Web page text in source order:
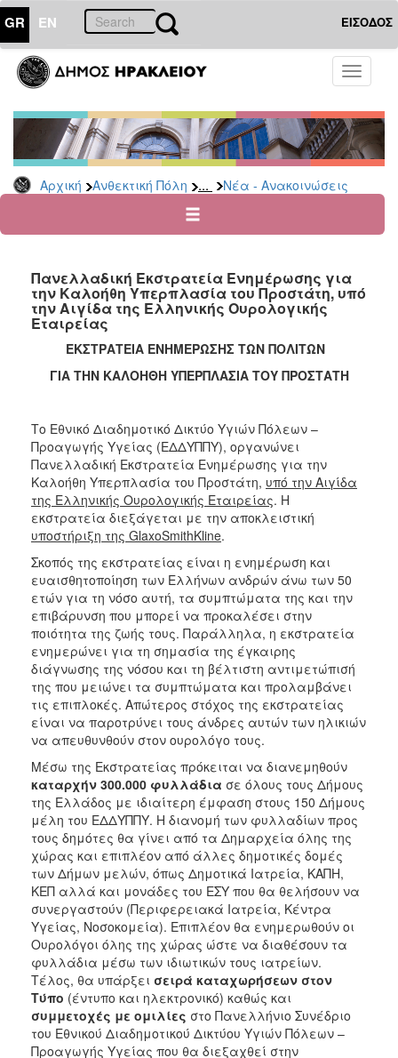
GR EN ΕΙΣΟΔΟΣ
Toggle
Αρχική Ανθεκτική Πόλη ... Νέα - Ανακοινώσεις
ΑΝΘΕΚΤΙΚΗ
ΠΟΛΗ
Κοινωνική
Πολιτική
Νέα
Ανακοινώσεις
για
Οικονομική
Αδυναμία
&
Φυσικές
Καταστροφές
Φροντίδας
(Κ.Α.Π.Η.)
Κέντρα
Δημιουργικής
Απασχόλησης
Παιδιών
(Κ.Δ.Α.Π.)
Κέντρα
Ημερήσιας
Φροντίδας
Ηλικιωμένων
(Κ.Η.Φ.Η.)
Κ.Δ.Α.Π.Α.μεΑ.
Αδειοδότηση
&
Έλεγχος
Βρεφονηπιακών
Σταθμών
Δημοτικό
Ιατρείο
Ξενώνας
Φιλοξενίας
Γυναικών
Κέντρο
Κοινότητας
Κοινωνικό
Φαρμακείο
Κοινωνικό
Παντοπωλείο
Ισότητα
των
Πανελλαδική Εκστρατεία Ενημέρωσης για
την Καλοήθη Υπερπλασία του Προστάτη, υπό
την Αιγίδα της Ελληνικής Ουρολογικής
Εταιρείας
ΕΚΣΤΡΑΤΕΙΑ ΕΝΗΜΕΡΩΣΗΣ ΤΩΝ ΠΟΛΙΤΩΝ
ΓΙΑ ΤΗΝ ΚΑΛΟΗΘΗ ΥΠΕΡΠΛΑΣΙΑ ΤΟΥ ΠΡΟΣΤΑΤΗ
Το Εθνικό Διαδημοτικό Δικτύο Υγιών Πόλεων –
Προαγωγής Υγείας (ΕΔΔΥΠΠΥ), οργανώνει
Πανελλαδική Εκστρατεία Ενημέρωσης για την
Καλοήθη Υπερπλασία του Προστάτη, υπό την Αιγίδα
της Ελληνικής Ουρολογικής Εταιρείας. Η
εκστρατεία διεξάγεται με την αποκλειστική
υποστήριξη της GlaxoSmithKline.
Σκοπός της εκστρατείας είναι η ενημέρωση και
ευαισθητοποίηση των Ελλήνων ανδρών άνω των 50
ετών για τη νόσο αυτή, τα συμπτώματα της και την
επιβάρυνση που μπορεί να προκαλέσει στην
ποιότητα της ζωής τους. Παράλληλα, η εκστρατεία
ενημερώνει για τη σημασία της έγκαιρης
διάγνωσης της νόσου και τη βέλτιστη αντιμετώπισή
της που μειώνει τα συμπτώματα και προλαμβάνει
τις επιπλοκές. Απώτερος στόχος της εκστρατείας
είναι να παροτρύνει τους άνδρες αυτών των ηλικιών
να απευθυνθούν στον ουρολόγο τους.
Μέσω της Εκστρατείας πρόκειται να διανεμηθούν
καταρχήν 300.000 φυλλάδια σε όλους τους Δήμους
της Ελλάδος με ιδιαίτερη έμφαση στους 150 Δήμους
μέλη του ΕΔΔΥΠΠΥ. Η διανομή των φυλλαδίων προς
τους δημότες θα γίνει από τα Δημαρχεία όλης της
χώρας και επιπλέον από άλλες δημοτικές δομές
των Δήμων μελών, όπως Δημοτικά Ιατρεία, ΚΑΠΗ,
ΚΕΠ αλλά και μονάδες του ΕΣΥ που θα θελήσουν να
συνεργαστούν (Περιφερειακά Ιατρεία, Κέντρα
Υγείας, Νοσοκομεία). Επιπλέον θα ενημερωθούν οι
Ουρολόγοι όλης της χώρας ώστε να διαθέσουν τα
φυλλάδια μέσω των ιδιωτικών τους ιατρείων.
Τέλος, θα υπάρξει σειρά καταχωρήσεων στον
Τύπο (έντυπο και ηλεκτρονικό) καθώς και
συμμετοχές με ομιλίες στο Πανελλήνιο Συνέδριο
του Εθνικού Διαδημοτικού Δικτύου Υγιών Πόλεων –
Προαγωγής Υγείας που θα διεξαχθεί στην